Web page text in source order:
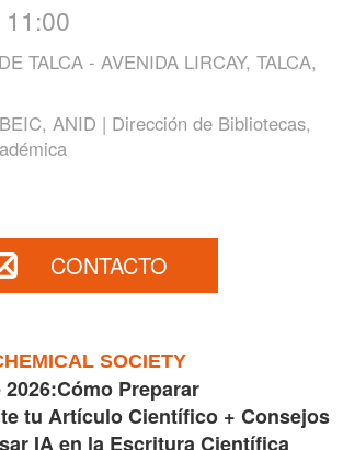
TALCA - AVENIDA LIRCAY, TALCA,
BEIC, ANID | Dirección de Bibliotecas,
CONTACTO
SOCIETY
Cómo Preparar
tu Artículo Científico + Consejos
IA en la Escritura Científica